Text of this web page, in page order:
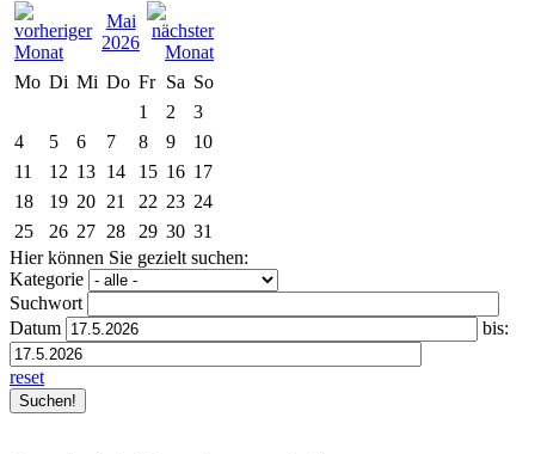
Mai
2026
Mo Di Mi Do Fr Sa So
1
2
3
4
5 6 7 8 9
10
11
12 13 14 15 16 17
18
19 20 21 22 23 24
25
26 27 28 29 30 31
Hier können Sie gezielt suchen:
Kategorie
Suchwort
Datum
bis:
reset